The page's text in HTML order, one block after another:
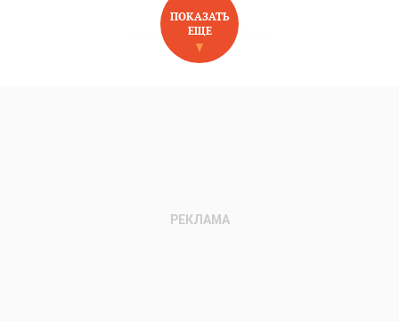
НОВОЕ НА САЙТЕ
ПОКАЗАТЬ
ЕЩЕ